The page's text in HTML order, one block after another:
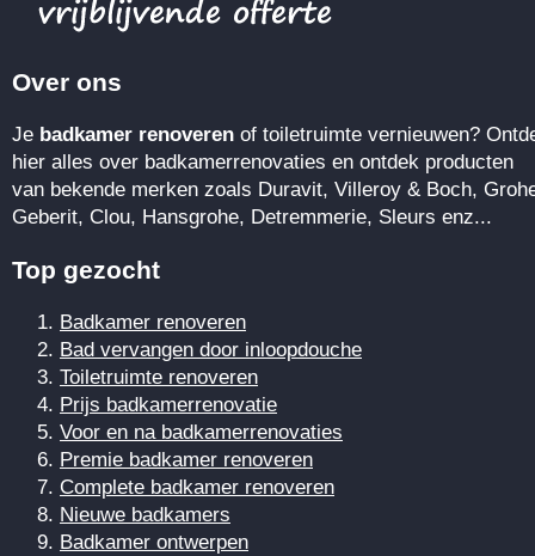
Over ons
Je badkamer renoveren of toiletruimte vernieuwen?
hier alles over badkamerrenovaties en ontdek producten
van bekende merken zoals Duravit, Villeroy & Boch,
Geberit, Clou, Hansgrohe, Detremmerie, Sleurs enz...
Top gezocht
Badkamer renoveren
Bad vervangen door inloopdouche
Toiletruimte renoveren
Prijs badkamerrenovatie
Voor en na badkamerrenovaties
Premie badkamer renoveren
Complete badkamer renoveren
Nieuwe badkamers
Badkamer ontwerpen